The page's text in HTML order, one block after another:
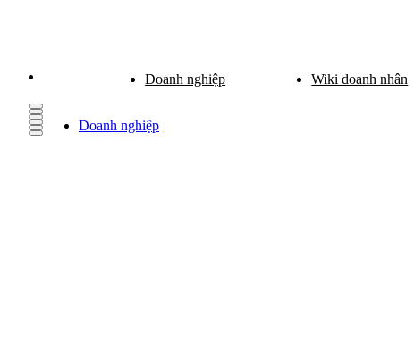
Doanh nghiệp Wiki doanh nhân
Doanh nghiệp